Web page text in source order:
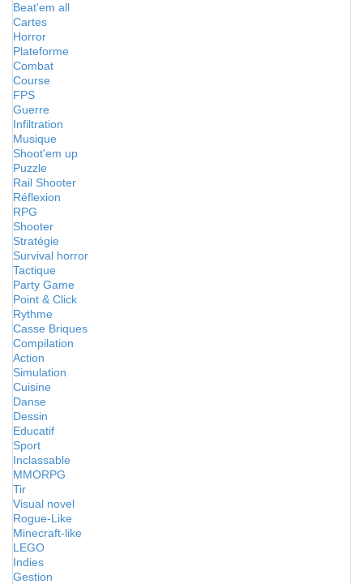
Beat'em all
Cartes
Horror
Plateforme
Combat
Course
FPS
Guerre
Infiltration
Musique
Shoot'em up
Puzzle
Rail Shooter
Réflexion
RPG
Shooter
Stratégie
Survival horror
Tactique
Party Game
Point & Click
Rythme
Casse Briques
Compilation
Action
Simulation
Cuisine
Danse
Dessin
Educatif
Sport
Inclassable
MMORPG
Tir
Visual novel
Rogue-Like
Minecraft-like
LEGO
Indies
Gestion